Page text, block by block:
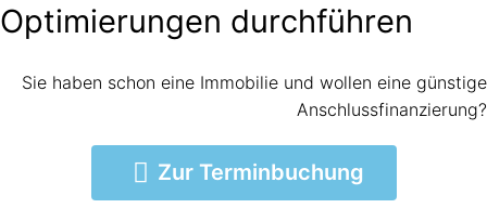
Optimierungen durchführen
Sie haben schon eine Immobilie und wollen eine günstige
Anschlussfinanzierung?
Zur Terminbuchung